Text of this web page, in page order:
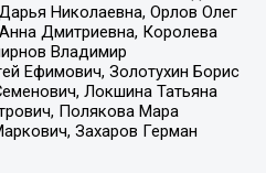
Николаевна, Орлов Олег
Дмитриевна, Королева
Владимир
Ефимович, Золотухин Борис
Локшина Татьяна
Полякова Мара
Захаров Герман